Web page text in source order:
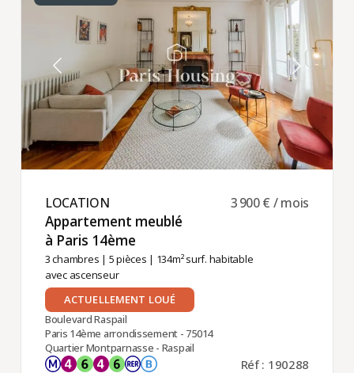
LOCATION ​
Appartement meublé
à Paris 14ème ​
3 chambres | 5 pièces | 134m² surf. habitable
avec ascenseur
3 900 € / mois
ACTUELLEMENT LOUÉ
Boulevard Raspail
Paris 14ème arrondissement - 75014
Quartier Montparnasse - Raspail
Réf : 190288